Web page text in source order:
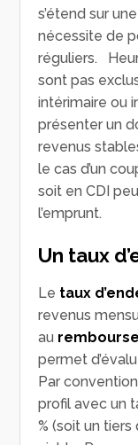
s’étend sur
nécessite de
réguliers.
sont pas
intérimaire ou
présenter un
revenus
le cas d’un
soit en CDI
l’emprunt.
Un taux
Le taux
revenus
au
permet
Par
profil avec un
% (soit un tiers